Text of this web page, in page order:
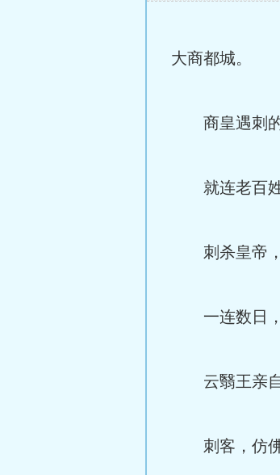
大商都城。
商皇遇刺的
就连老百姓
刺杀皇帝，
一连数日，
云翳王亲自
刺客，仿佛